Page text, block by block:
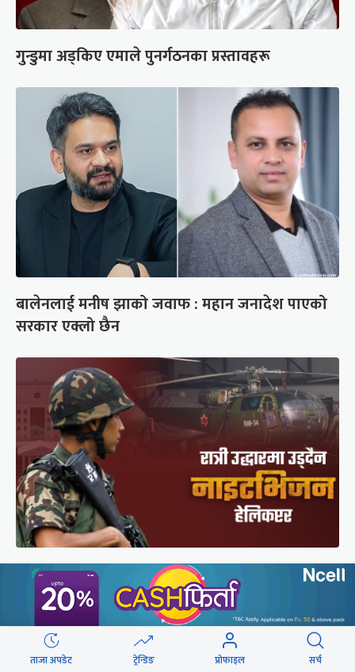
गुन्डुमा अड्किए एमाले पुनर्गठनका प्रस्तावहरू
बालेनलाई मनीष झाको जवाफ : महान जनादेश पाएको
सरकार एक्लो छैन
सेनाको नाइटभिजन हेलिकप्टर : भीआईपीका लागि उड्छ,
जनताको ज्यान बचाउन उड्दैन
ताजा अपडेट ट्रेन्डिङ प्रोफाइल सर्च